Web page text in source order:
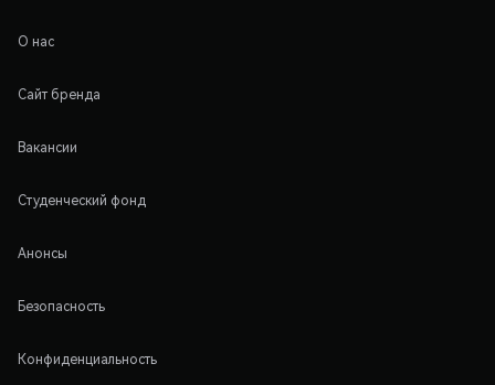
О нас
Сайт бренда
Вакансии
Студенческий фонд
Анонсы
Безопасность
Конфиденциальность